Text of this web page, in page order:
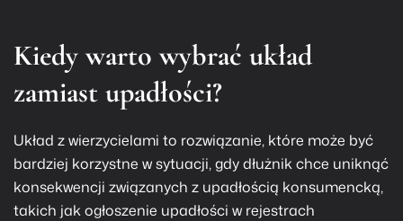
Kiedy warto wybrać układ
zamiast upadłości?
Układ z wierzycielami to rozwiązanie, które może być
bardziej korzystne w sytuacji, gdy dłużnik chce uniknąć
konsekwencji związanych z upadłością konsumencką,
takich jak ogłoszenie upadłości w rejestrach